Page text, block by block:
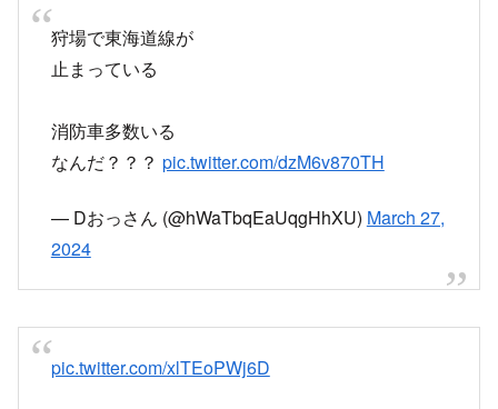
狩場で東海道線が
止まっている
消防車多数いる
なんだ？？？ pic.twitter.com/dzM6v870TH
— Dおっさん (@hWaTbqEaUqgHhXU) March 27,
2024
pic.twitter.com/xlTEoPWj6D